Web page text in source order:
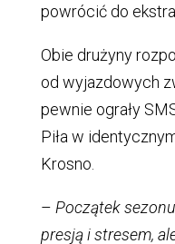
powrócić do
Obie drużyny
od wyjazdowych
pewnie ograły
Piła w
Krosno.
– Początek
presją i stresem,